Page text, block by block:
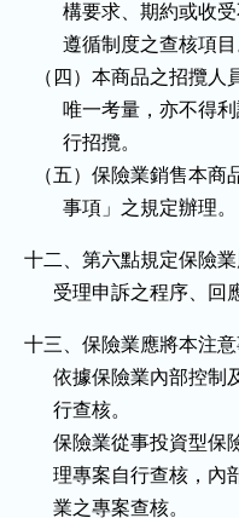
構要求、期約或
遵循制度之查核項目
（四）本商品之招攬
唯一考量，亦不
        行招攬。
（五）保險業銷售本
        事項」之規定辦理。
十二、第六點規定保險
受理申訴之程序、
十三、保險業應將本注
依據保險業內部控
      行查核。
保險業從事投資型
理專案自行查核，
      業之專案查核。